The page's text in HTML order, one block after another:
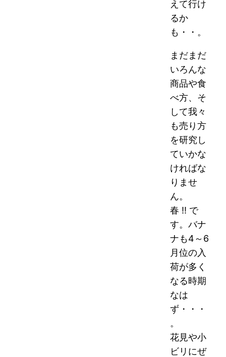
えて行け
るか
も・・。
まだまだ
いろんな
商品や食
べ方、そ
して我々
も売り方
を研究し
ていかな
ければな
りませ
ん。
春 !! で
す。バナ
ナも4～6
月位の入
荷が多く
なる時期
なは
ず・・・
。
花見や小
ビリにぜ